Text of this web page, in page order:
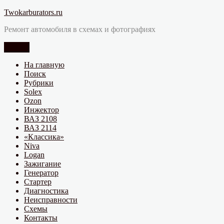
Перейти
содержимому
Twokarburators.ru
Ремонт автомобиля в схемах и фотографиях
На главную
Поиск
Рубрики
Solex
Ozon
Инжектор
ВАЗ 2108
ВАЗ 2114
«Классика»
Niva
Logan
Зажигание
Генератор
Стартер
Диагностика
Неисправности
Схемы
Контакты